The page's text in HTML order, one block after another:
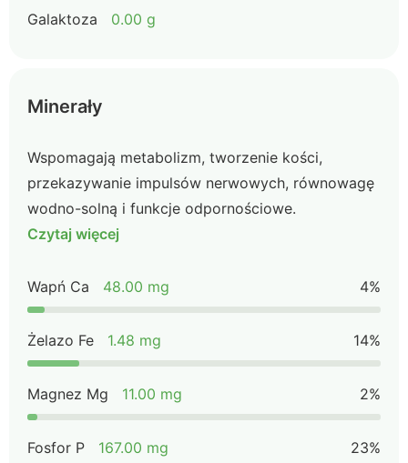
Galaktoza 0.00 g
Minerały
Wspomagają metabolizm, tworzenie kości,
przekazywanie impulsów nerwowych, równowagę
wodno-solną i funkcje odpornościowe.
Czytaj więcej
Wapń Ca 48.00 mg 4%
Żelazo Fe 1.48 mg 14%
Magnez Mg 11.00 mg 2%
Fosfor P 167.00 mg 23%